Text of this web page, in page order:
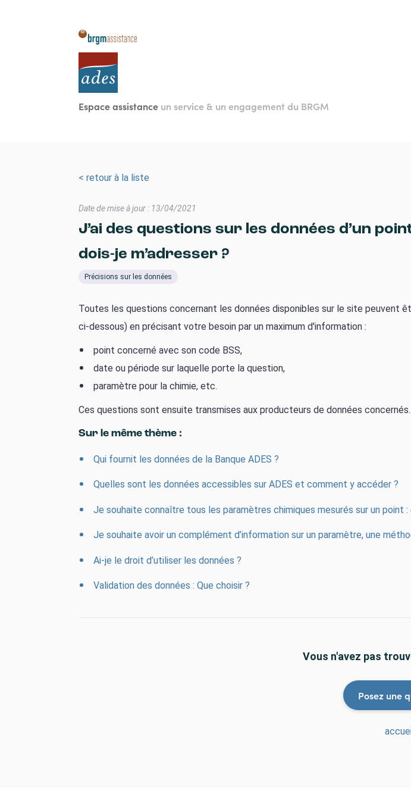
Espace assistance un service & un engagement du BRGM
< retour à la liste
Date de mise à jour : 13/04/2021
J’ai des questions sur les données d’un
dois-je m’adresser ?
Précisions sur les données
Toutes les questions concernant les données disponibles sur le site peuvent
ci-dessous) en précisant votre besoin par un maximum d'information :
point concerné avec son code BSS,
date ou période sur laquelle porte la question,
paramètre pour la chimie, etc.
Ces questions sont ensuite transmises aux producteurs de données concernés.
Sur le même thème :
Qui fournit les données de la Banque ADES ?
Quelles sont les données accessibles sur ADES et comment y accéder ?
Je souhaite connaître tous les paramètres chimiques mesurés sur un point
Je souhaite avoir un complément d’information sur un paramètre, une
Ai-je le droit d’utiliser les données ?
Validation des données : Que choisir ?
Vous n'avez pas
Posez une